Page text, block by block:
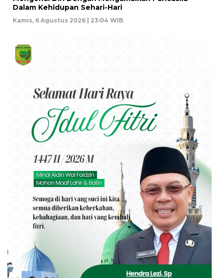
Dalam Kehidupan Sehari-Hari
Kamis, 6 Agustus 2026 | 23:04 WIB